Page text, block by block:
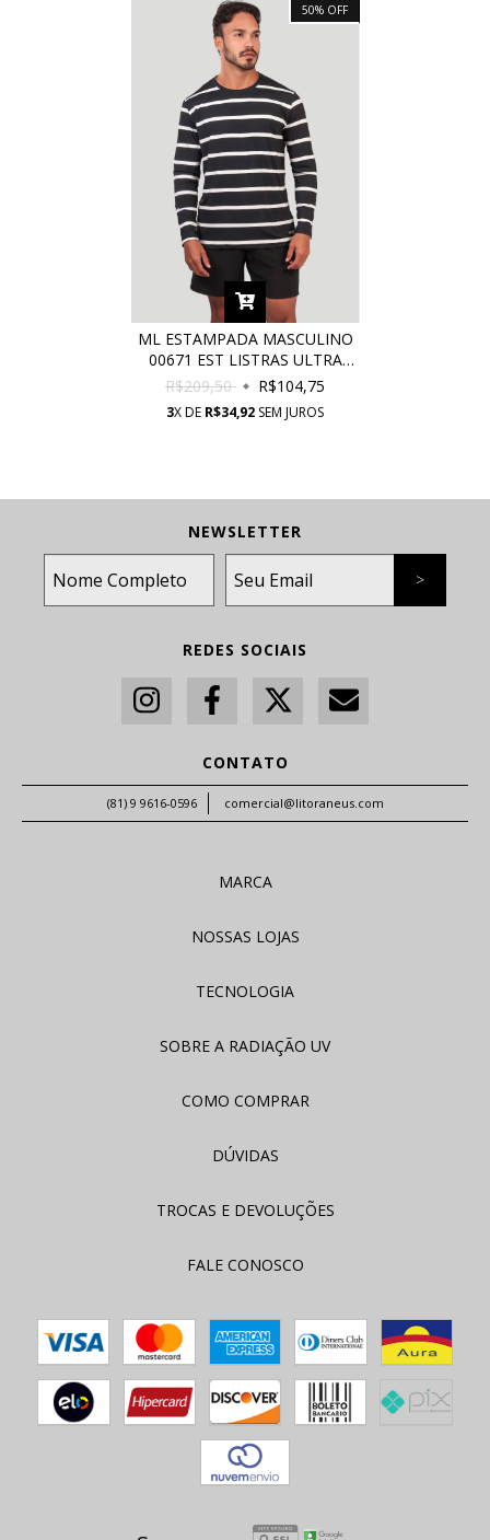
50% OFF
ML ESTAMPADA MASCULINO
00671 EST LISTRAS ULTRA
BLACK COM PROTEÇÃO UV
R$209,50 R$104,75
3X DE R$34,92 SEM JUROS
NEWSLETTER
REDES SOCIAIS
CONTATO
(81) 9 9616-0596 comercial@litoraneus.com
MARCA
NOSSAS LOJAS
TECNOLOGIA
SOBRE A RADIAÇÃO UV
COMO COMPRAR
DÚVIDAS
TROCAS E DEVOLUÇÕES
FALE CONOSCO